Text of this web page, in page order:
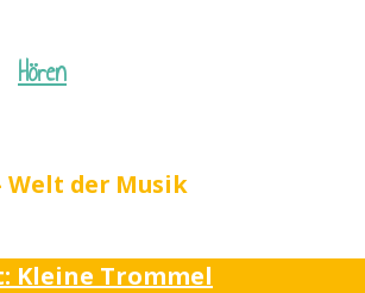
Hören
Welt der Musik
Kleine Trommel